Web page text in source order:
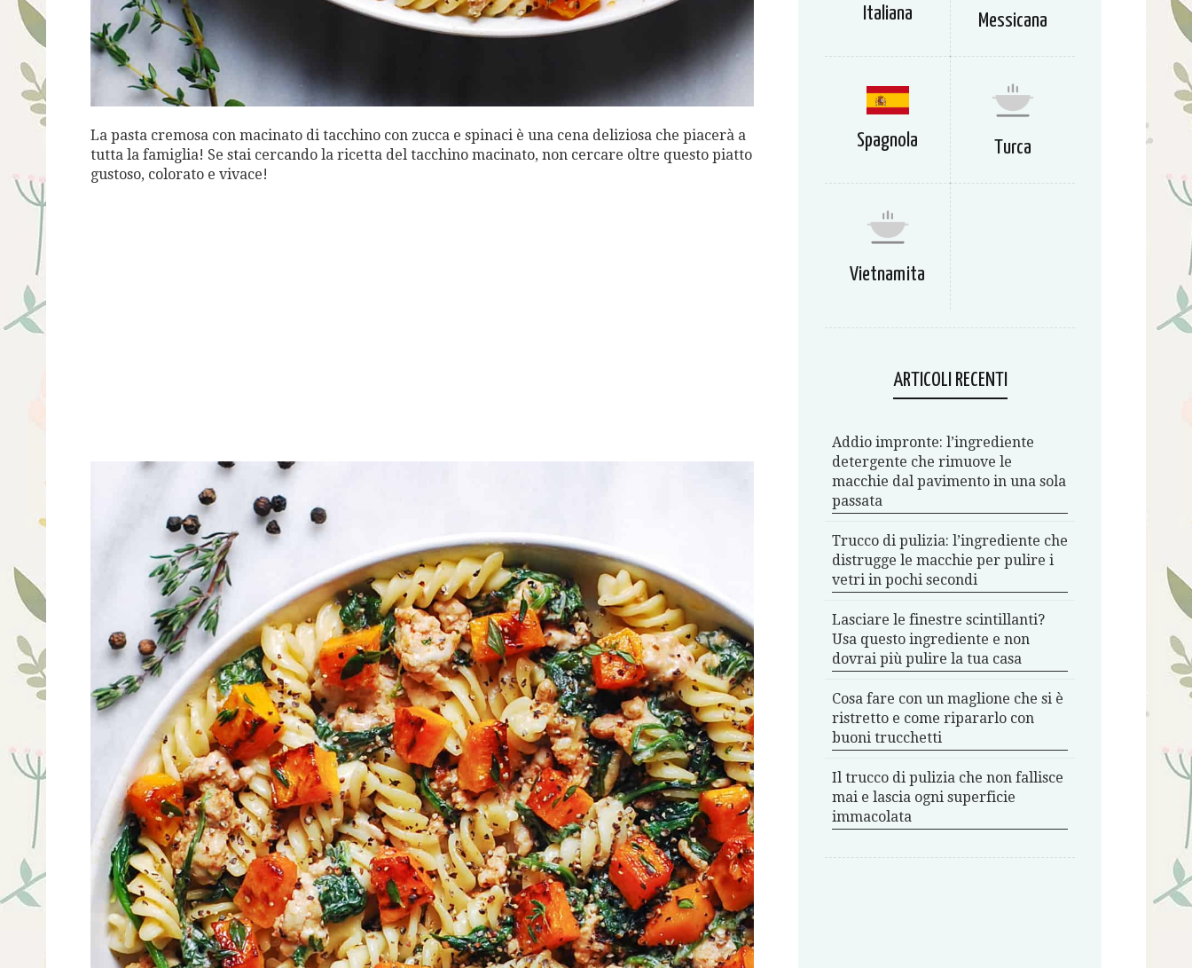
La pasta cremosa con macinato di tacchino con zucca e spinaci è una cena deliziosa che piacerà a
tutta la famiglia! Se stai cercando la ricetta del tacchino macinato, non cercare oltre questo piatto
gustoso, colorato e vivace!
Italiana Messicana
Spagnola Turca
Vietnamita
ARTICOLI RECENTI
Addio impronte: l’ingrediente
detergente che rimuove le
macchie dal pavimento in una sola
passata
Trucco di pulizia: l’ingrediente che
distrugge le macchie per pulire i
vetri in pochi secondi
Lasciare le finestre scintillanti?
Usa questo ingrediente e non
dovrai più pulire la tua casa
Cosa fare con un maglione che si è
ristretto e come ripararlo con
buoni trucchetti
Il trucco di pulizia che non fallisce
mai e lascia ogni superficie
immacolata